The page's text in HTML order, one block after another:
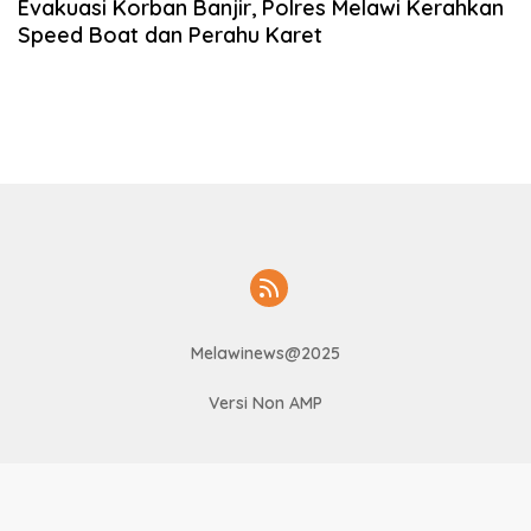
Evakuasi Korban Banjir, Polres Melawi Kerahkan
Speed Boat dan Perahu Karet
Melawinews@2025
Versi Non AMP